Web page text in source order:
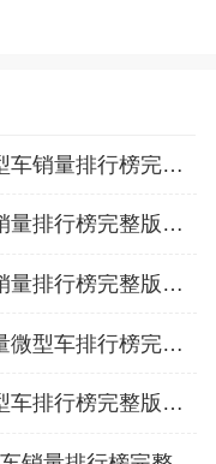
2017年4月新能源销量微型车销量排行榜完整版名单
2020年9月新能源微型车销量排行榜完整版名单
2020年6月新能源微型车销量排行榜完整版名单
2021年1月新能源轿车销量微型车排行榜完整版名单
2021年5月新能源销量微型车排行榜完整版名单